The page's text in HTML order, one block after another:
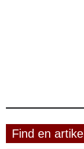
Find en artikel